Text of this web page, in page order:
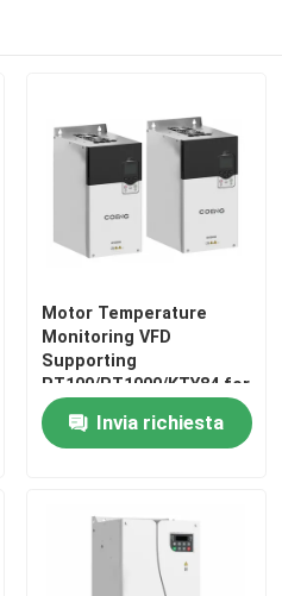
Motor Temperature
Monitoring VFD
Supporting
PT100/PT1000/KTY84 for
Reliable Performance
Invia richiesta